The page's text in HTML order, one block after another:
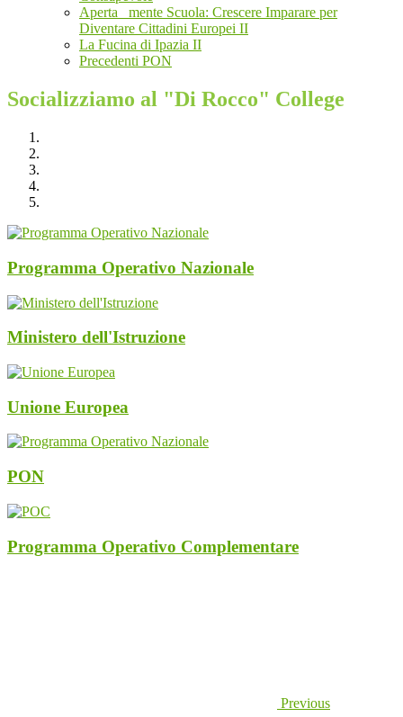
Aperta _mente Scuola: Crescere Imparare per
Diventare Cittadini Europei II
La Fucina di Ipazia II
Precedenti PON
Socializziamo al "Di Rocco" College
Programma Operativo Nazionale
Ministero dell'Istruzione
Unione Europea
PON
Programma Operativo Complementare
Previous